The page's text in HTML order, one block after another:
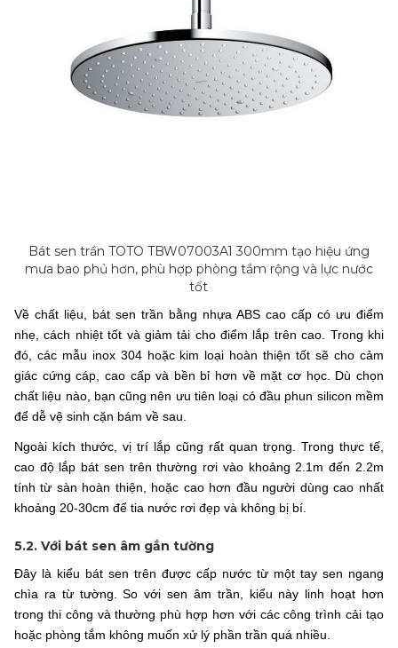
Bát sen trần TOTO TBW07003A1 300mm tạo hiệu ứng
mưa bao phủ hơn, phù hợp phòng tắm rộng và lực nước
tốt
Về chất liệu, bát sen trần bằng nhựa ABS cao cấp có ưu điểm
nhẹ, cách nhiệt tốt và giảm tải cho điểm lắp trên cao. Trong khi
đó, các mẫu inox 304 hoặc kim loại hoàn thiện tốt sẽ cho cảm
giác cứng cáp, cao cấp và bền bỉ hơn về mặt cơ học. Dù chọn
chất liệu nào, bạn cũng nên ưu tiên loại có đầu phun silicon mềm
để dễ vệ sinh cặn bám về sau.
Ngoài kích thước, vị trí lắp cũng rất quan trọng. Trong thực tế,
cao độ lắp bát sen trên thường rơi vào khoảng 2.1m đến 2.2m
tính từ sàn hoàn thiện, hoặc cao hơn đầu người dùng cao nhất
khoảng 20-30cm để tia nước rơi đẹp và không bị bí.
5.2. Với bát sen âm gắn tường
Đây là kiểu bát sen trên được cấp nước từ một tay sen ngang
chìa ra từ tường. So với sen âm trần, kiểu này linh hoạt hơn
trong thi công và thường phù hợp hơn với các công trình cải tạo
hoặc phòng tắm không muốn xử lý phần trần quá nhiều.